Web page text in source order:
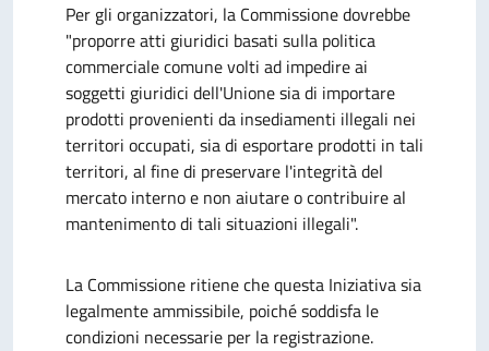
Per gli organizzatori, la Commissione dovrebbe
"proporre atti giuridici basati sulla politica
commerciale comune volti ad impedire ai
soggetti giuridici dell'Unione sia di importare
prodotti provenienti da insediamenti illegali nei
territori occupati, sia di esportare prodotti in tali
territori, al fine di preservare l'integrità del
mercato interno e non aiutare o contribuire al
mantenimento di tali situazioni illegali".
La Commissione ritiene che questa Iniziativa sia
legalmente ammissibile, poiché soddisfa le
condizioni necessarie per la registrazione.